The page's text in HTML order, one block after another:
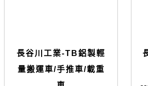
長谷川工業-TB鋁製輕
量搬運車/手推車/載重